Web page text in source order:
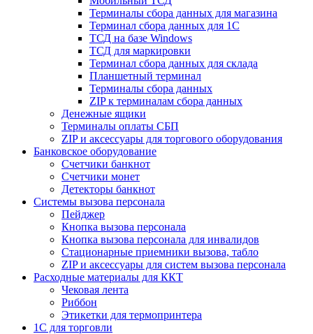
Терминалы сбора данных для магазина
Терминал сбора данных для 1C
ТСД на базе Windows
ТСД для маркировки
Терминал сбора данных для склада
Планшетный терминал
Терминалы сбора данных
ZIP к терминалам сбора данных
Денежные ящики
Терминалы оплаты СБП
ZIP и аксессуары для торгового оборудования
Банковское оборудование
Счетчики банкнот
Счетчики монет
Детекторы банкнот
Системы вызова персонала
Пейджер
Кнопка вызова персонала
Кнопка вызова персонала для инвалидов
Стационарные приемники вызова, табло
ZIP и аксессуары для систем вызова персонала
Расходные материалы для ККТ
Чековая лента
Риббон
Этикетки для термопринтера
1С для торговли